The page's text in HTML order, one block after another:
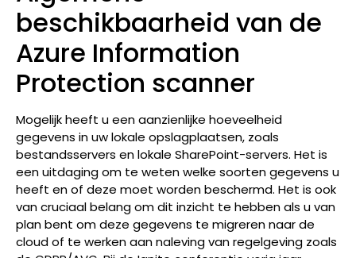
beschikbaarheid van de
Azure Information
Protection scanner
Mogelijk heeft u een aanzienlijke hoeveelheid
gegevens in uw lokale opslagplaatsen, zoals
bestandsservers en lokale SharePoint-servers. Het is
een uitdaging om te weten welke soorten gegevens u
heeft en of deze moet worden beschermd. Het is ook
van cruciaal belang om dit inzicht te hebben als u van
plan bent om deze gegevens te migreren naar de
cloud of te werken aan naleving van regelgeving zoals